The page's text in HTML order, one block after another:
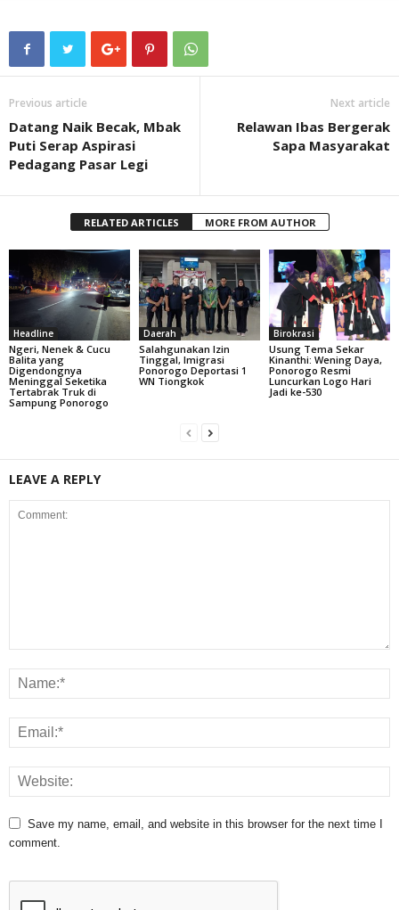
Previous article
Datang Naik Becak, Mbak
Puti Serap Aspirasi
Pedagang Pasar Legi
Next article
Relawan Ibas Bergerak
Sapa Masyarakat
RELATED ARTICLES MORE FROM AUTHOR
Headline
Ngeri, Nenek & Cucu
Balita yang
Digendongnya
Meninggal Seketika
Tertabrak Truk di
Sampung Ponorogo
Daerah
Salahgunakan Izin
Tinggal, Imigrasi
Ponorogo Deportasi 1
WN Tiongkok
Birokrasi
Usung Tema Sekar
Kinanthi: Wening Daya,
Ponorogo Resmi
Luncurkan Logo Hari
Jadi ke-530
LEAVE A REPLY
Save my name, email, and website in this browser for the next time I
comment.